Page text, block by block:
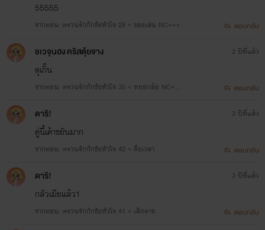
55555
จากตอน: ตรวนรักกักขังหัวใจ 29 < ของเล่น NC+++ ตอบกลับ
ชเวจุนฮง คริสตุ้ยจาง
ดุเกิ๊น
จากตอน: ตรวนรักกักขังหัวใจ 30 < หยอกล้อ NC++
2 ปีที่แล้ว
ตอบกลับ
ดาริ!
คู่นี้เค้าขยันมาก
จากตอน: ตรวนรักกักขังหัวใจ 42 < ดึงเวลา
3 ปีที่แล้ว
ตอบกลับ
ดาริ!
กลัวเมียแล้ว1
จากตอน: ตรวนรักกักขังหัวใจ 41 < เลิกตาย
3 ปีที่แล้ว
ตอบกลับ